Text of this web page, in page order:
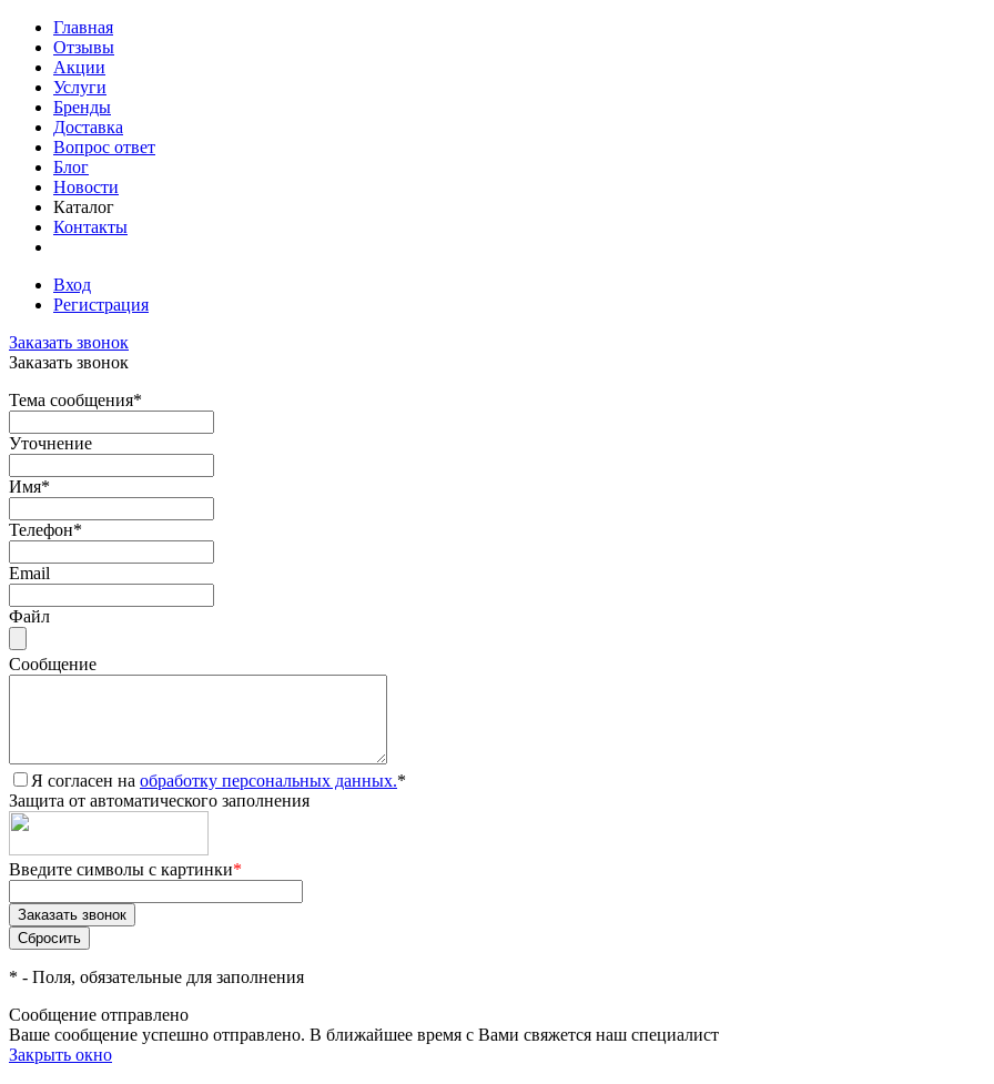
Главная
Отзывы
Акции
Услуги
Бренды
Доставка
Вопрос ответ
Блог
Новости
Каталог
Контакты
Вход
Регистрация
Заказать звонок
Заказать звонок
Тема сообщения*
Уточнение
Имя*
Телефон*
Email
Файл
Сообщение
Я согласен на обработку персональных данных.*
Защита от автоматического заполнения
Введите символы с картинки*
* - Поля, обязательные для заполнения
Сообщение отправлено
Ваше сообщение успешно отправлено. В ближайшее время с Вами свяжется наш специалист
Закрыть окно